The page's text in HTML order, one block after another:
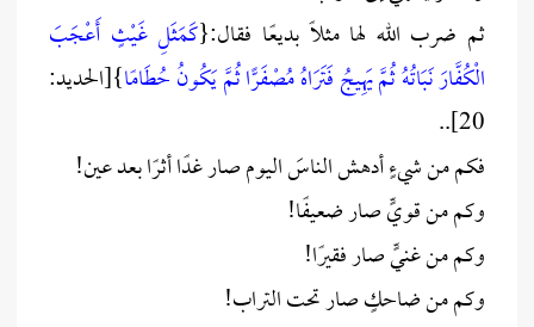
ثم ضرب الله لها مثلًا بديعًا فقال:{كَمَثَلِ غَيْثٍ أَعْجَبَ
الْكُفَّارَ نَبَاتُهُ ثُمَّ يَهِيجُ فَتَرَاهُ مُصْفَرًّا ثُمَّ يَكُونُ حُطَامًا}[الحديد:
20]..
فكم من شيءٍ أدهش الناسَ اليوم صار غدًا أثرًا بعد عين!
وكم من قويٍّ صار ضعيفًا!
وكم من غنيٍّ صار فقيرًا!
وكم من ضاحكٍ صار تحت التراب!